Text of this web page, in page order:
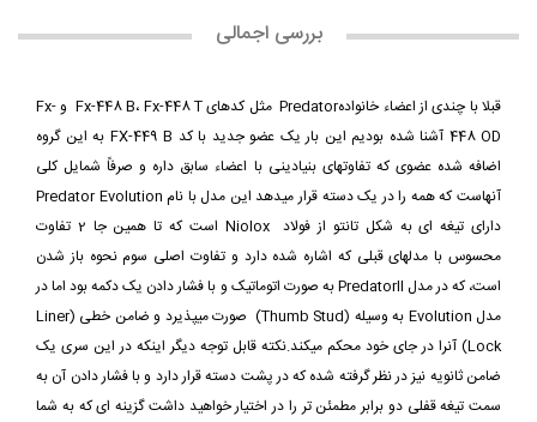
بررسی اجمالی
قبلا با چندی از اعضاء خانوادهPredator مثل کدهای Fx-448 B، Fx-448 T و Fx-
448 OD آشنا شده بودیم این بار یک عضو جدید با کد FX-449 B به این گروه
اضافه شده عضوی که تفاوتهای بنیادینی با اعضاء سابق داره و صرفاً شمایل کلی
آنهاست که همه را در یک دسته قرار میدهد این مدل با نام Predator Evolution
دارای تیغه ای به شکل تانتو از فولاد Niolox است که تا همین جا 2 تفاوت
محسوس با مدلهای قبلی که اشاره شده دارد و تفاوت اصلی سوم نحوه باز شدن
است، که در مدل PredatorII به صورت اتوماتیک و با فشار دادن یک دکمه بود اما در
مدل Evolution به وسیله (Thumb Stud) صورت میپذیرد و ضامن خطی (Liner
Lock) آنرا در جای خود محکم میکند.نکته قابل توجه دیگر اینکه در این سری یک
ضامن ثانویه نیز در نظر گرفته شده که در پشت دسته قرار دارد و با فشار دادن آن به
سمت تیغه قفلی دو برابر مطمئن تر را در اختیار خواهید داشت گزینه ای که به شما